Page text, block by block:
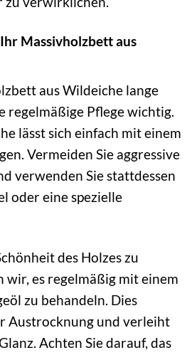
Massivholzbett aus
aus Wildeiche lange
regelmäßige Pflege wichtig.
lässt sich einfach mit einem
Vermeiden Sie aggressive
verwenden Sie stattdessen
oder eine spezielle
des Holzes zu
wir, es regelmäßig mit einem
zu behandeln. Dies
Austrocknung und verleiht
Achten Sie darauf, das